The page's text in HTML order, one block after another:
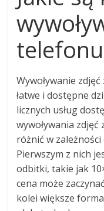
Wywoływanie
łatwe i dostępne
licznych usług
wywoływania
różnić w
Pierwszym z nich
odbitki, takie jak
cena może
kolei większe